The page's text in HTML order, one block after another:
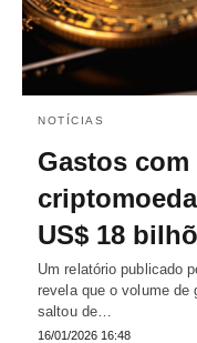
NOTÍCIAS
Gastos
US$ 18
Um relatório publicado
revela que o volume de
saltou de…
16/01/2026 16:48